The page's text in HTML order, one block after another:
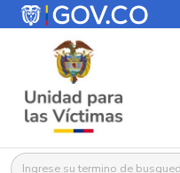
Buscar: